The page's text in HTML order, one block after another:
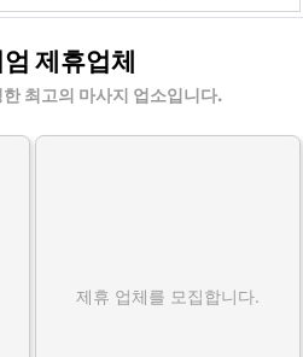
제휴업체
최고의 마사지 업소입니다.
제휴 업체를 모집합니다.